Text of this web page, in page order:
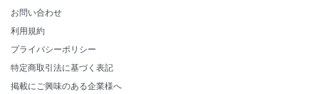
お問い合わせ
利用規約
プライバシーポリシー
特定商取引法に基づく表記
掲載にご興味のある企業様へ